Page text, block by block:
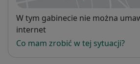
Dostępność
W tym gabinecie nie można
internet
Co mam zrobić w tej sytuacji?